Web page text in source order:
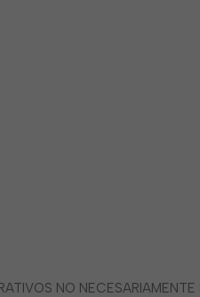
NO NECESARIAMENTE